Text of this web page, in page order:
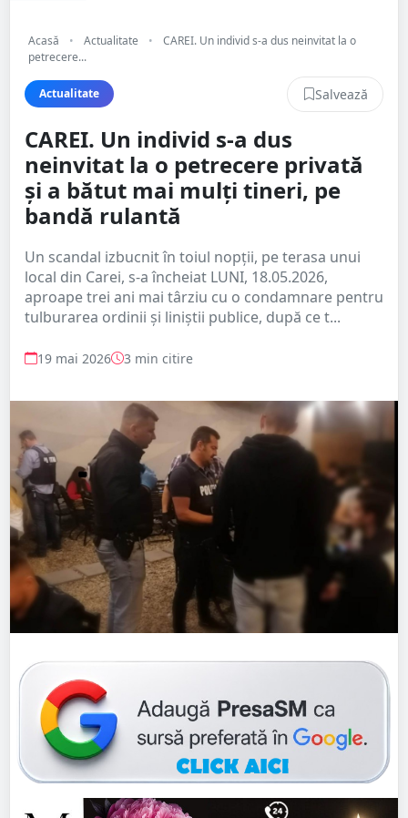
Acasă • Actualitate •
CAREI. Un individ s-a dus neinvitat la o
petrecere...
Actualitate Salvează
CAREI. Un individ s-a dus
neinvitat la o petrecere privată
și a bătut mai mulți tineri, pe
bandă rulantă
Un scandal izbucnit în toiul nopții, pe terasa unui
local din Carei, s-a încheiat LUNI, 18.05.2026,
aproape trei ani mai târziu cu o condamnare pentru
tulburarea ordinii și liniștii publice, după ce t...
19 mai 2026 3 min citire